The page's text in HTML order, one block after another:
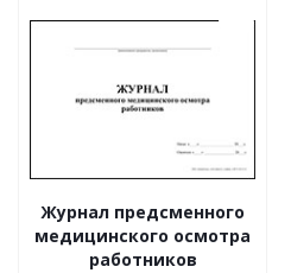
Журнал предсменного
медицинского осмотра
работников